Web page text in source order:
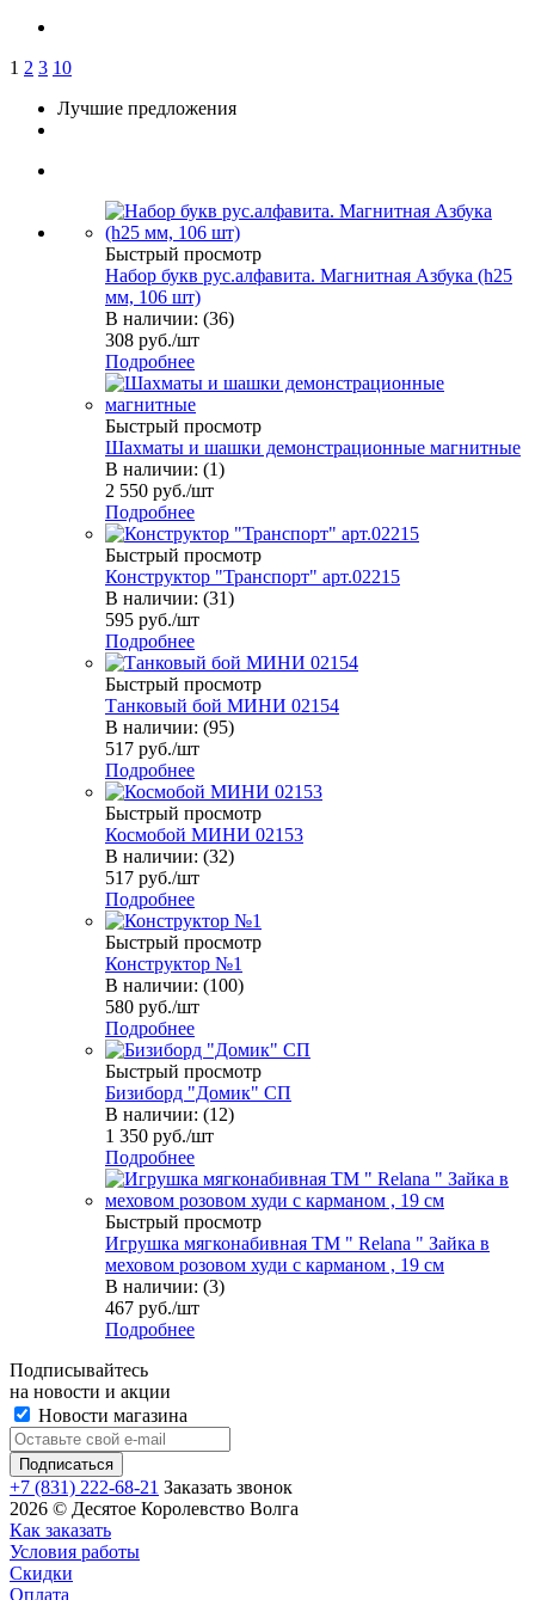
1 2 3 10
Лучшие предложения
Быстрый просмотр
Набор букв рус.алфавита. Магнитная Азбука (h25
мм, 106 шт)
В наличии: (36)
308 руб./шт
Подробнее
Быстрый просмотр
Шахматы и шашки демонстрационные магнитные
В наличии: (1)
2 550 руб./шт
Подробнее
Быстрый просмотр
Конструктор "Транспорт" арт.02215
В наличии: (31)
595 руб./шт
Подробнее
Быстрый просмотр
Танковый бой МИНИ 02154
В наличии: (95)
517 руб./шт
Подробнее
Быстрый просмотр
Космобой МИНИ 02153
В наличии: (32)
517 руб./шт
Подробнее
Быстрый просмотр
Конструктор №1
В наличии: (100)
580 руб./шт
Подробнее
Быстрый просмотр
Бизиборд "Домик" СП
В наличии: (12)
1 350 руб./шт
Подробнее
Быстрый просмотр
Игрушка мягконабивная TM " Relana " Зайка в
меховом розовом худи с карманом , 19 см
В наличии: (3)
467 руб./шт
Подробнее
Подписывайтесь
на новости и акции
Новости магазина
+7 (831) 222-68-21 Заказать звонок
2026 © Десятое Королевство Волга
Как заказать
Условия работы
Скидки
Оплата